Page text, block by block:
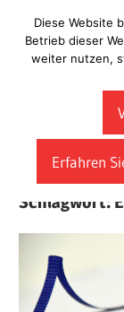
Inhalt
springen
Schlagwort:
Diese Website
Betrieb dieser
weiter nutzen,
Erfahren